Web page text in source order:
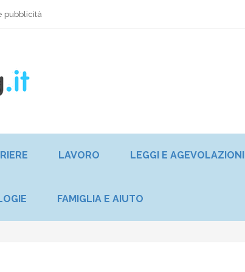
pubblicità
LAVORO LEGGI E AGEVOLAZIONI
FAMIGLIA E AIUTO